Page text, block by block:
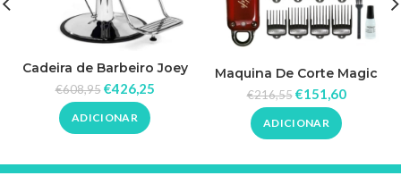
Cadeira de Barbeiro Joey
€608,95 €426,25
ADICIONAR
Maquina De Corte Magic
Clip Cordless Wahl
€216,55 €151,60
ADICIONAR